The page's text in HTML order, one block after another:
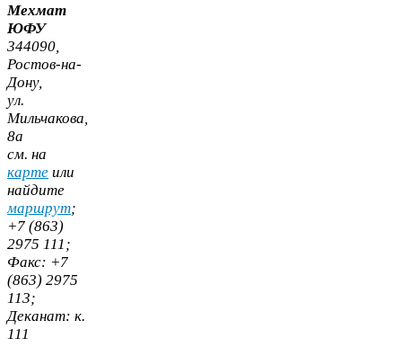
Мехмат
ЮФУ
344090,
Ростов-​на-​
Дону,
ул.
Мильчакова,
8а
cм. на
карте или
найдите
маршрут;
+7 (863)
2975 111;
Факс: +7
(863) 2975
113;
Деканат: к.
111